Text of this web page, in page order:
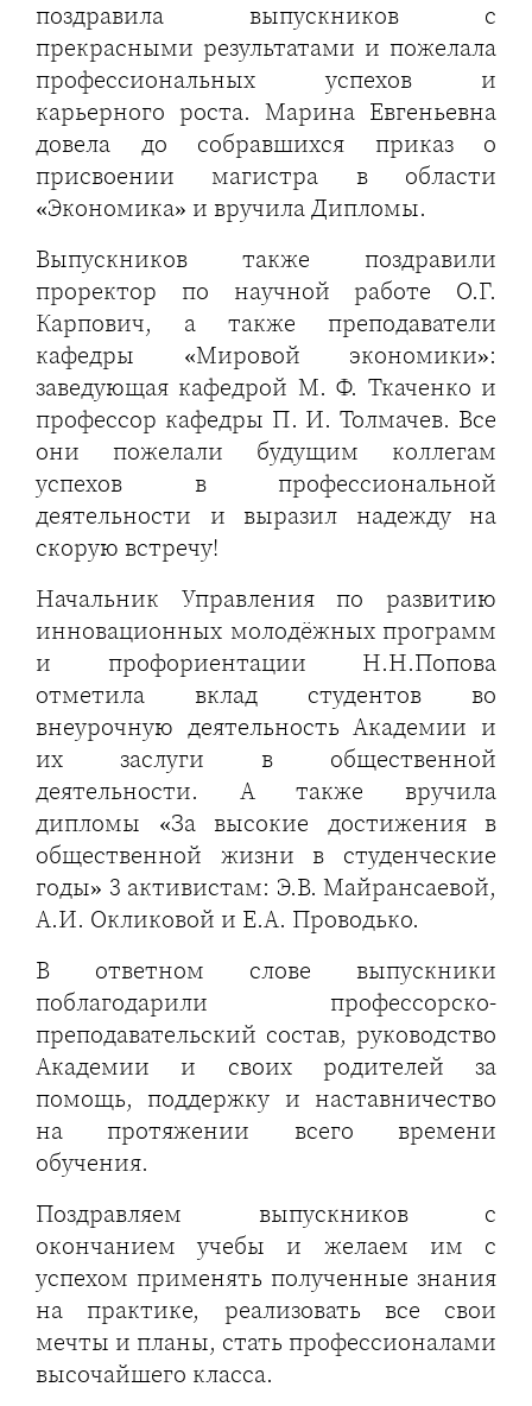
поздравила выпускников с
прекрасными результатами и пожелала
профессиональных успехов и
карьерного роста. Марина Евгеньевна
довела до собравшихся приказ о
присвоении магистра в области
«Экономика» и вручила Дипломы.
Выпускников также поздравили
проректор по научной работе О.Г.
Карпович, а также преподаватели
кафедры «Мировой экономики»:
заведующая кафедрой М. Ф. Ткаченко и
профессор кафедры П. И. Толмачев. Все
они пожелали будущим коллегам
успехов в профессиональной
деятельности и выразил надежду на
скорую встречу!
Начальник Управления по развитию
инновационных молодёжных программ
и профориентации Н.Н.Попова
отметила вклад студентов во
внеурочную деятельность Академии и
их заслуги в общественной
деятельности. А также вручила
дипломы «За высокие достижения в
общественной жизни в студенческие
годы» 3 активистам: Э.В. Майрансаевой,
А.И. Окликовой и Е.А. Проводько.
В ответном слове выпускники
поблагодарили профессорско-
преподавательский состав, руководство
Академии и своих родителей за
помощь, поддержку и наставничество
на протяжении всего времени
обучения.
Поздравляем выпускников с
окончанием учебы и желаем им с
успехом применять полученные знания
на практике, реализовать все свои
мечты и планы, стать профессионалами
высочайшего класса.